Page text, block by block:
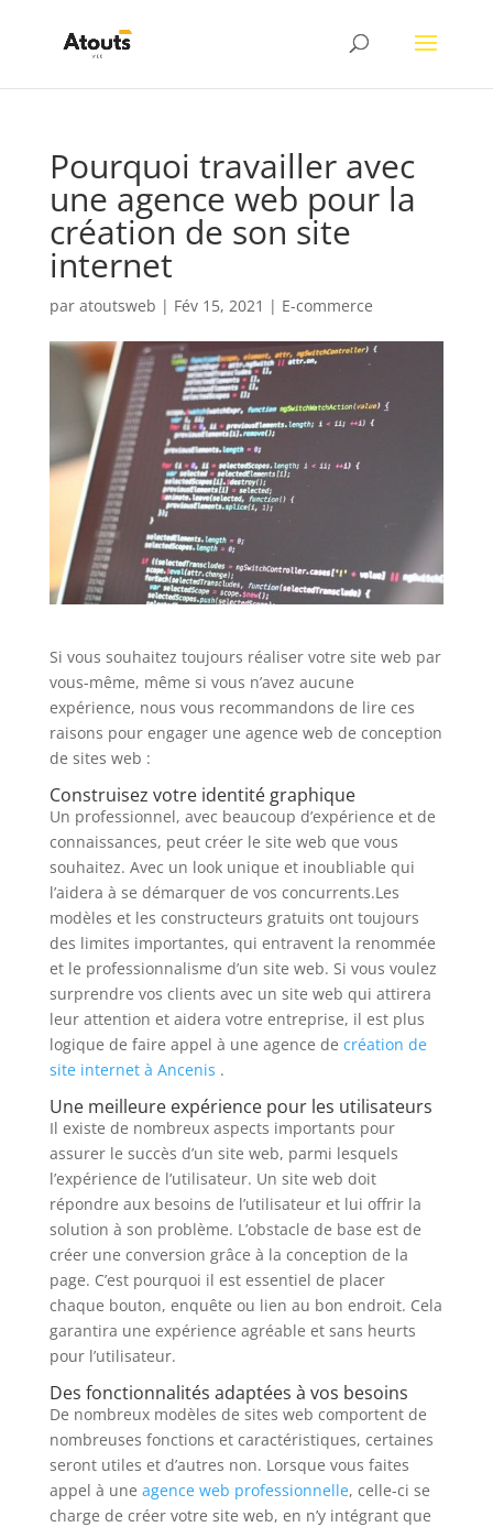
Pourquoi travailler avec
une agence web pour la
création de son site
internet
par atoutsweb | Fév 15, 2021 | E-commerce
Si vous souhaitez toujours réaliser votre site web par
vous-même, même si vous n’avez aucune
expérience, nous vous recommandons de lire ces
raisons pour engager une agence web de conception
de sites web :
Construisez votre identité graphique
Un professionnel, avec beaucoup d’expérience et de
connaissances, peut créer le site web que vous
souhaitez. Avec un look unique et inoubliable qui
l’aidera à se démarquer de vos concurrents.Les
modèles et les constructeurs gratuits ont toujours
des limites importantes, qui entravent la renommée
et le professionnalisme d’un site web. Si vous voulez
surprendre vos clients avec un site web qui attirera
leur attention et aidera votre entreprise, il est plus
logique de faire appel à une agence de création de
site internet à Ancenis .
Une meilleure expérience pour les utilisateurs
Il existe de nombreux aspects importants pour
assurer le succès d’un site web, parmi lesquels
l’expérience de l’utilisateur. Un site web doit
répondre aux besoins de l’utilisateur et lui offrir la
solution à son problème. L’obstacle de base est de
créer une conversion grâce à la conception de la
page. C’est pourquoi il est essentiel de placer
chaque bouton, enquête ou lien au bon endroit. Cela
garantira une expérience agréable et sans heurts
pour l’utilisateur.
Des fonctionnalités adaptées à vos besoins
De nombreux modèles de sites web comportent de
nombreuses fonctions et caractéristiques, certaines
seront utiles et d’autres non. Lorsque vous faites
appel à une agence web professionnelle, celle-ci se
charge de créer votre site web, en n’y intégrant que